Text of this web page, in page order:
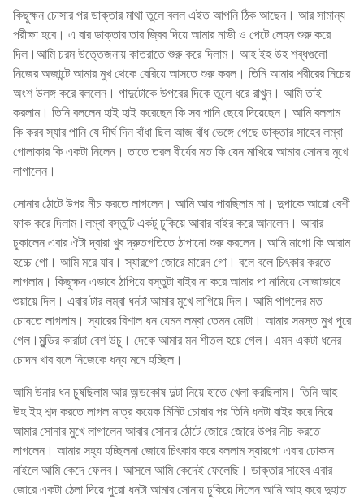
কিছুক্ষন চোসার পর ডাক্তার মাথা তুলে বলল এইত আপনি ঠিক আছেন। আর সামান্য
পরীক্ষা হবে। এ বার ডাক্তার তার জ্বিব দিয়ে আমার নাভী ও পেটে লেহন শুরু করে
দিল।আমি চরম উত্তেজনায় কাতরাতে শুরু করে দিলাম। আহ ইহ উহ শব্ধগুলো
নিজের অজান্টে আমার মুখ থেকে বেরিয়ে আসতে শুরু করল। তিনি আমার শরীরের নিচের
অংশ উলঙ্গ করে বললেন। পাদুটোকে উপরের দিকে তুলে ধরে রাখুন। আমি তাই
করলাম। তিনি বললেন হাই হাই করেছেন কি সব পানি ছেরে দিয়েছেন। আমি বললাম
কি করব স্যার পানি যে দীর্ঘ দিন বাঁধা ছিল আজ বাঁধ ভেঙ্গে গেছে ডাক্তার সাহেব লম্বা
গোলাকার কি একটা নিলেন। তাতে তরল বীর্যের মত কি যেন মাখিয়ে আমার সোনার মুখে
লাগালেন।
সোনার ঠোটে উপর নীচ করতে লাগলেন। আমি আর পারছিলাম না। দুপাকে আরো বেশী
ফাক করে দিলাম।লম্বা বস্তুটি একটু ঢুকিয়ে আবার বাইর করে আনলেন। আবার
ঢুকালেন এবার ঐটা দ্বারা খুব দ্রুতগতিতে ঠাপানো শুরু করলেন। আমি মাগো কি আরাম
হচ্চে গো। আমি মরে যাব। স্যারগো জোরে মারেন গো। বলে বলে চিৎকার করতে
লাগলাম। কিছুক্ষন এভাবে ঠাপিয়ে বস্তুটা বাইর না করে আমার পা নামিয়ে সোজাভাবে
শুয়ায়ে দিল। এবার টার লম্বা ধনটা আমার মুখে লাগিয়ে দিল। আমি পাগলের মত
চোষতে লাগলাম। স্যারের বিশাল ধন যেমন লম্বা তেমন মোটা। আমার সমস্ত মুখ পুরে
গেল।মুন্ডির কারাটা বেশ উচু। দেকে আমার মন শীতল হয়ে গেল। এমন একটা ধনের
চোদন খাব বলে নিজেকে ধন্য মনে হচ্ছিল।
আমি উনার ধন চুষছিলাম আর অন্ডকোষ দুটা নিয়ে হাতে খেলা করছিলাম। তিনি আহ
উহ ইহ শব্দ করতে লাগল মাত্র কয়েক মিনিট চোষার পর তিনি ধনটা বাইর করে নিয়ে
আমার সোনার মুখে লাগালেন আবার সোনার ঠোটে জোরে জোরে উপর নীচ করতে
লাগলেন। আমার সহ্য হচ্ছিলনা জোরে চিৎকার করে বললাম স্যারগো এবার ঢোকান
নাইলে আমি কেদে ফেলব। আসলে আমি কেদেই ফেলেছি। ডাক্তার সাহেব এবার
জোরে একটা ঠেলা দিয়ে পুরো ধনটা আমার সোনায় ঢুকিয়ে দিলেন আমি আহ করে দুহাত